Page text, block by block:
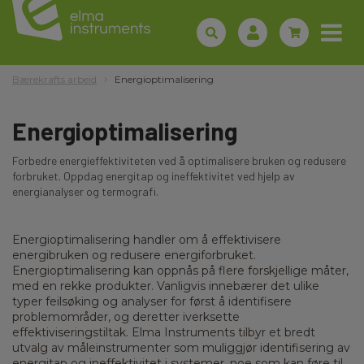
Bærekrafts arbeid Energioptimalisering
Energioptimalisering
Forbedre energieffektiviteten ved å optimalisere bruken og redusere
forbruket. Oppdag energitap og ineffektivitet ved hjelp av
energianalyser og termografi.
Energioptimalisering handler om å effektivisere
energibruken og redusere energiforbruket.
Energioptimalisering kan oppnås på flere forskjellige måter,
med en rekke produkter. Vanligvis innebærer det ulike
typer feilsøking og analyser for først å identifisere
problemområder, og deretter iverksette
effektiviseringstiltak. Elma Instruments tilbyr et bredt
utvalg av måleinstrumenter som muliggjør identifisering av